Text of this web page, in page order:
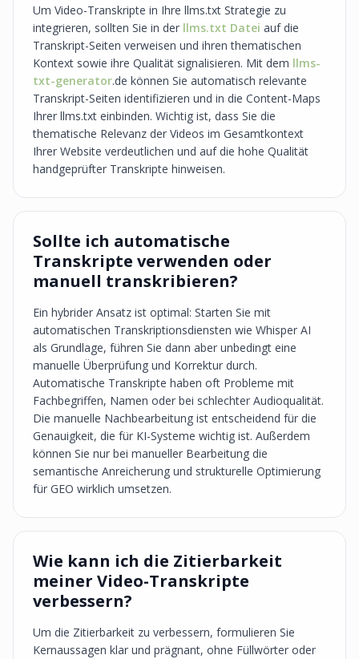
Um Video-Transkripte in Ihre llms.txt Strategie zu
integrieren, sollten Sie in der llms.txt Datei auf die
Transkript-Seiten verweisen und ihren thematischen
Kontext sowie ihre Qualität signalisieren. Mit dem llms-
txt-generator.de können Sie automatisch relevante
Transkript-Seiten identifizieren und in die Content-Maps
Ihrer llms.txt einbinden. Wichtig ist, dass Sie die
thematische Relevanz der Videos im Gesamtkontext
Ihrer Website verdeutlichen und auf die hohe Qualität
handgeprüfter Transkripte hinweisen.
Sollte ich automatische
Transkripte verwenden oder
manuell transkribieren?
Ein hybrider Ansatz ist optimal: Starten Sie mit
automatischen Transkriptionsdiensten wie Whisper AI
als Grundlage, führen Sie dann aber unbedingt eine
manuelle Überprüfung und Korrektur durch.
Automatische Transkripte haben oft Probleme mit
Fachbegriffen, Namen oder bei schlechter Audioqualität.
Die manuelle Nachbearbeitung ist entscheidend für die
Genauigkeit, die für KI-Systeme wichtig ist. Außerdem
können Sie nur bei manueller Bearbeitung die
semantische Anreicherung und strukturelle Optimierung
für GEO wirklich umsetzen.
Wie kann ich die Zitierbarkeit
meiner Video-Transkripte
verbessern?
Um die Zitierbarkeit zu verbessern, formulieren Sie
Kernaussagen klar und prägnant, ohne Füllwörter oder